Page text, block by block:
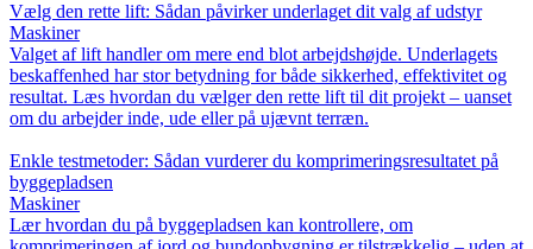
Vælg den rette lift: Sådan påvirker underlaget dit valg af udstyr
Maskiner
Valget af lift handler om mere end blot arbejdshøjde. Underlagets
beskaffenhed har stor betydning for både sikkerhed, effektivitet og
resultat. Læs hvordan du vælger den rette lift til dit projekt – uanset
om du arbejder inde, ude eller på ujævnt terræn.
Enkle testmetoder: Sådan vurderer du komprimeringsresultatet på
byggepladsen
Maskiner
Lær hvordan du på byggepladsen kan kontrollere, om